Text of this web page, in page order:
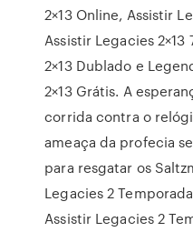
2×13 Online, Assistir
Assistir Legacies
2×13 Dublado e
2×13 Grátis. A
corrida contra o
ameaça da profecia
para resgatar os
Legacies 2
Assistir Legacies 2